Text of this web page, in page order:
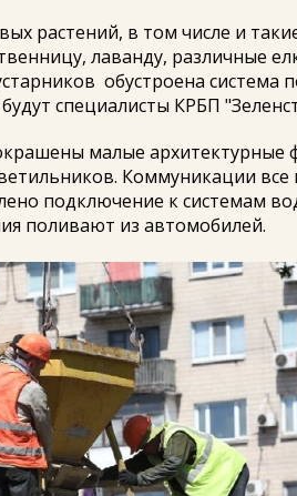
растений, в том числе и
лаванду, различные
обустроена система
специалисты КРБП
малые архитектурные
Коммуникации
подключение к системам
поливают из автомобилей.